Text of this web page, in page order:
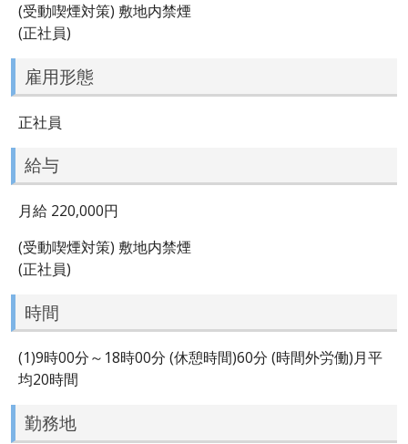
(受動喫煙対策) 敷地内禁煙
(正社員)
雇用形態
正社員
給与
月給 220,000円
(受動喫煙対策) 敷地内禁煙
(正社員)
時間
(1)9時00分～18時00分 (休憩時間)60分 (時間外労働)月平
均20時間
勤務地